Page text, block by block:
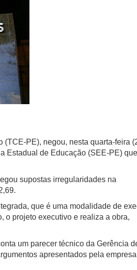
PE), negou, nesta quarta-feira
Estadual de Educação (SEE-PE)
supostas irregularidades na
que é uma modalidade de
o projeto executivo e realiza a obra,
um parecer técnico da Gerência
apresentados pela